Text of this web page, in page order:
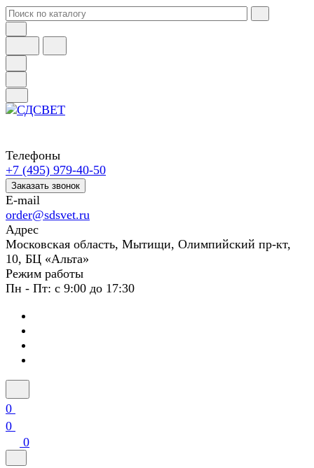
Телефоны
+7 (495) 979-40-50
Заказать звонок
E-mail
order@sdsvet.ru
Адрес
Московская область, Мытищи, Олимпийский пр-кт,
10, БЦ «Альта»
Режим работы
Пн - Пт: с 9:00 до 17:30
0
0
0